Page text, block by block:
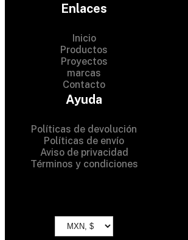
Enlaces
Inicio
Productos
Proyectos
marcas
Contacto
Ayuda
Políticas de devolución
Políticas de envío
Aviso de privacidad
Términos y condiciones